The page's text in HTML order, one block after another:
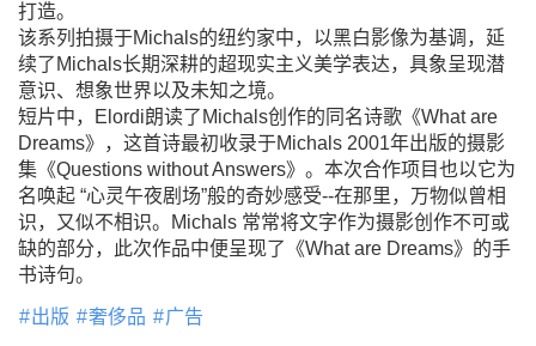
打造。
该系列拍摄于Michals的纽约家中，以黑白影像为基调，延
续了Michals长期深耕的超现实主义美学表达，具象呈现潜
意识、想象世界以及未知之境。
短片中，Elordi朗读了Michals创作的同名诗歌《What are
Dreams》，这首诗最初收录于Michals 2001年出版的摄影
集《Questions without Answers》。本次合作项目也以它为
名唤起 “心灵午夜剧场”般的奇妙感受--在那里，万物似曾相
识，又似不相识。Michals 常常将文字作为摄影创作不可或
缺的部分，此次作品中便呈现了《What are Dreams》的手
书诗句。
出版 奢侈品 广告